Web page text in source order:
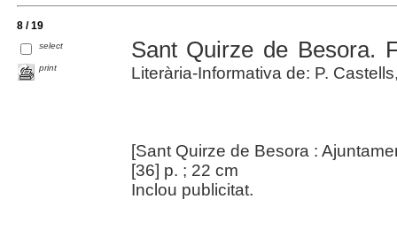
8 / 19
select
print
Sant Quirze de Besora.
Literària-Informativa de: P.
[Sant Quirze de Besora :
[36] p. ; 22 cm
Inclou publicitat.